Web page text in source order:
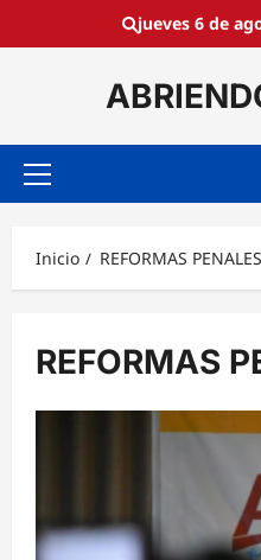
jueves 6 de
Menú
Inicio REFORMAS PENALES
REFORMAS